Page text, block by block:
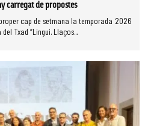
carregat de propostes
cap de setmana la temporada 2026
Txad “Lingui. Llaços...